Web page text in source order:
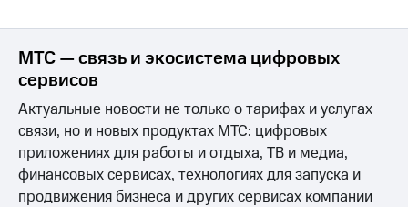
Контакты
Новости
в
регионе
и акционерам
Корпоративное
управление
МТС — связь и экосистема цифровых
сервисов
Актуальные новости не только о тарифах и услугах
связи, но и новых продуктах МТС: цифровых
приложениях для работы и отдыха, ТВ и медиа,
финансовых сервисах, технологиях для запуска и
продвижения бизнеса и других сервисах компании